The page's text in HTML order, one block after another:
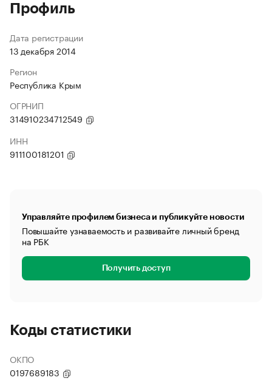
Профиль
Дата регистрации
13 декабря 2014
Регион
Республика Крым
ОГРНИП
314910234712549
ИНН
911100181201
Управляйте профилем бизнеса и публикуйте новости
Повышайте узнаваемость и развивайте личный бренд
на РБК
Получить доступ
Коды статистики
ОКПО
0197689183